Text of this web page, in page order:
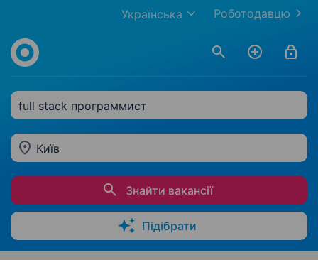
Роботодавцю
Українська
full stack программист
Київ
Знайти вакансії
Підібрати